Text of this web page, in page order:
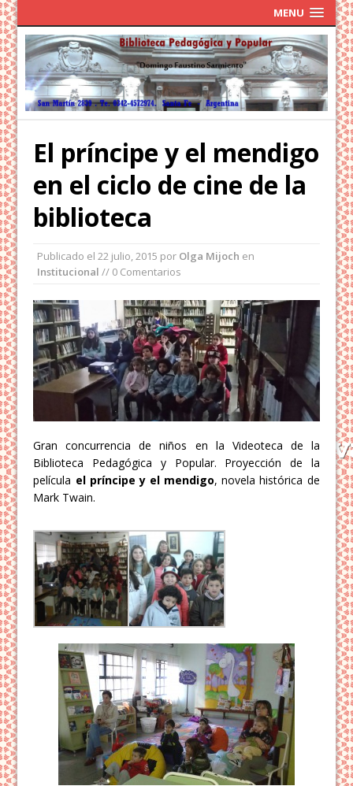
MENU
El príncipe y el mendigo
en el ciclo de cine de la
biblioteca
Publicado el 22 julio, 2015 por Olga Mijoch en
Institucional // 0 Comentarios
Gran concurrencia de niños en la Videoteca de la
Biblioteca Pedagógica y Popular. Proyección de la
película el príncipe y el mendigo, novela histórica de
Mark Twain.